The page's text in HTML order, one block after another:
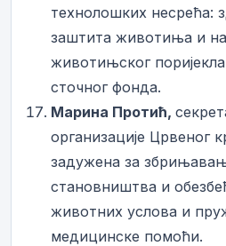
технолошких несрећа:
заштита животиња и
животињског
сточног фонда.
Марина Протић,
организације Црвеног
задужена за
становништва и
животних услова и
медицинске помоћи.